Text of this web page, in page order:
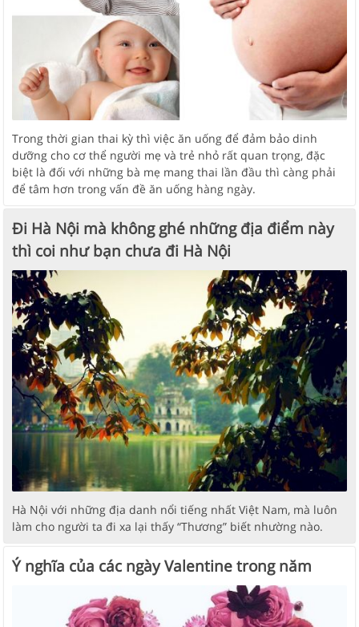
Trong thời gian thai kỳ thì việc ăn uống để đảm bảo dinh
dưỡng cho cơ thể người mẹ và trẻ nhỏ rất quan trọng, đặc
biệt là đối với những bà mẹ mang thai lần đầu thì càng phải
để tâm hơn trong vấn đề ăn uống hàng ngày.
Đi Hà Nội mà không ghé những địa điểm này
thì coi như bạn chưa đi Hà Nội
Hà Nội với những địa danh nổi tiếng nhất Việt Nam, mà luôn
làm cho người ta đi xa lại thấy “Thương” biết nhường nào.
Ý nghĩa của các ngày Valentine trong năm